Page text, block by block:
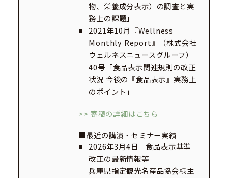
物、栄養成分表示）の調査と実
務上の課題」
2021年10月『Wellness
Monthly Report』（株式会社
ウェルネスニュースグループ）
40号「食品表示関連規則の改正
状況 今後の『食品表示』実務上
のポイント」
>> 寄稿の詳細はこちら
■最近の講演・セミナー実績
2026年3月4日 食品表示基準
改正の最新情報等
兵庫県指定観光名産品協会様主